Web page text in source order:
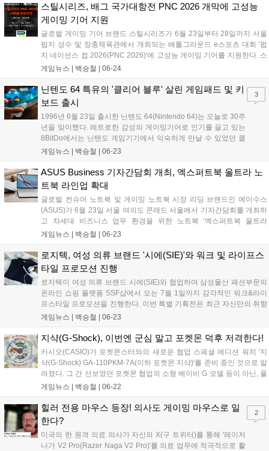
수량이 추가로 판매될 예정이다....
스틸시리즈, 배그 국가대항전 PNC 2026 개막에 고성능
게이밍 기어 지원
글로벌 게이밍 기어 브랜드 스틸시리즈가 6월 23일부터 28일까지 서울
펍지 성수 및 장충체육관에서 개최되는 배틀그라운드 e스포츠 대회 '펍
지 네이션스 컵 2026(PNC 2026)'에 고성능 게이밍 기어를 지원한다. 스
틸시리즈는 이번 대회에 FPS 장르에 최적화된 무선 게이밍 헤드셋 '아크
를 돕는다. 2026 펍지 글로벌 시리즈 공식 스폰서인 스틸시리즈는 디펜
딩 챔피언 베트남과 대한민국을 포함한 총 24개국 대표팀이 격돌하는 이
번 대회를 통해 자사의 하드웨어 기술력을 선보인다....
게임뉴스 | 백승철 06-24
닌텐도 64 특유의 '클리어 블루' 살린 게임패드 및 키
보드 출시
1996년 6월 23일 출시한 닌텐도 64(Nintendo 64)는 오늘로 30주
년을 맞이했다. 레트로한 감성의 게이밍기어로 인기를 끌고 있는
8BitDo에서는 닌텐도 게임기기에서 익숙하게 만날 수 있었던 클
리어 블루(Clear Blue) 색상의 기계식 키보드와 얼티메이트
의 클리어 블루 모델에서 따온 것으로 보인다. 밝은 청록색에 반
투명 처리되어 있는 해당 모델은 닌텐도 게임보이에서도 종종 만
날 수 있는 색상이었다....
게임뉴스 | 백승철 06-23
3
ASUS Business 기자간담회 개최, 엑스퍼트북 울트라 노
트북 라인업 확대
글로벌 컨슈머 노트북 및 게이밍 노트북 시장 리딩 브랜드인 에이수스
(ASUS)가 6월 23일 서울 여의도 콘래드 서울에서 기자간담회를 개최하
고 차세대 비즈니스 업무 환경을 위한 노트북 ‘엑스퍼트북 울트라
(ExpertBook Ultra)’를 공개했다. 이번 신제품은 초경량 설계와 고해상도
작업 및 그래픽 출력 환경을 개선한 것이 특징이다. 에이수스는 엑스퍼
트북 울트라를 비롯한 신규 라인업을 공식 스토어 및 주요 오픈마켓을
통해 당일부터 본격적인 판매에 돌입한다고 밝혔다....
게임뉴스 | 백승철 06-23
로지텍, 여성 의류 브랜드 '시에(SIE)'와 워크 및 라이프스
타일 프로모션 진행
로지텍이 여성 의류 브랜드 시에(SIE)와 협업하여 삼성물산 패션부문의
온라인 쇼핑 플랫폼 SSF샵에서 오는 7월 1일까지 감각적인 워크&라이
프스타일 프로모션을 진행한다. 이번 특별 기획전은 최근 자신만의 취향
으로 업무 공간을 꾸미는 소비자를 위해 마련되었으며, 로지텍의 대표
한 생산성 제품을 최대 28% 할인된 혜택으로 선보인다....
게임뉴스 | 백승철 06-23
지샥(G-Shock), 이번엔 군심 말고 포켓몬 덕후 저격한다!
카시오(CASIO)가 포켓몬스터와의 새로운 협업 스페셜 에디션 워치 '지
샥(G-Shock) GA-110PKM-7A(이하 포켓몬 지샥)'를 준비 중인 것으로 알
려졌다. 그 간 선보였던 포켓몬 협업의 소형 베이비 G 모델 등이 아닌, 풀
사이즈 지샥이라는 점에서 의미 있다. 반투명한 레진 소재의 GA-100 케
형상화한 미니 다이얼이 돋보이는 디자인을 갖추고 있다. 우측 3시 방향
의 초창기 포켓몬 로고, 그 외에 시계를 둘러싸고 있는 전체적인 빨간색,
파란색, 초록색의 텍스트는 포켓몬스터 게임 시리즈의 초창기를 상징하
는 적, 녹, 청의 색감으로 구성되어 있다....
게임뉴스 | 백승철 06-22
힐러 전용 마우스 등장! 의사도 게이밍 마우스로 일
한다?
미국의 한 원격 의료 의사가 자신의 X(구 트위터)를 통해 '레이저
나가 V2 Pro(Razer Naga V2 Pro)'를 의료 업무에 적극적으로 활
2